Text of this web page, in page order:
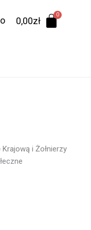
0,00zł
i Żołnierzy